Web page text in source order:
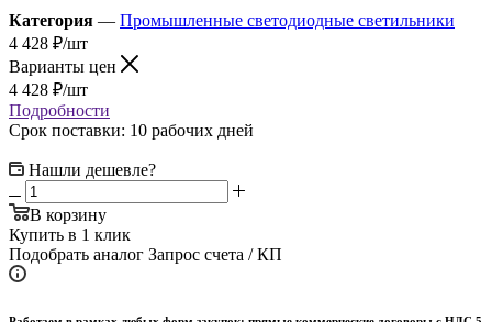
Категория — Промышленные светодиодные светильники
4 428 ₽/шт
Варианты цен
4 428 ₽/шт
Подробности
Срок поставки: 10 рабочих дней
Нашли дешевле?
В корзину
Купить в 1 клик
Подобрать аналог Запрос счета / КП